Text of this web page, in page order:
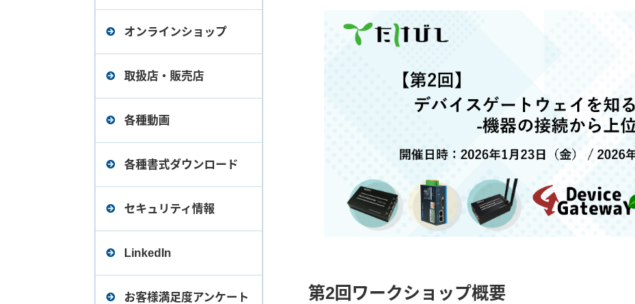
デバイスエクスプローラ
OPCサーバー Ver.5（旧バ
ージョン）価格表
デバイスエクスプローラ
データロガー Ver.2（旧バ
オンラインショップ
取扱店・販売店
各種動画
各種書式ダウンロード
セキュリティ情報
LinkedIn
お客様満足度アンケート 第2回ワークショップ概要